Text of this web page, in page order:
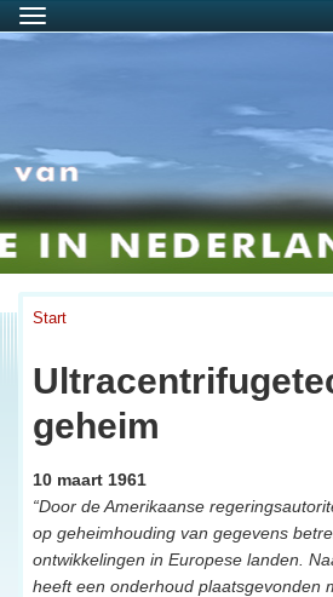
Menu
Start
geheim
10 maart 1961
“Door de Amerikaanse
op geheimhouding van gegevens
ontwikkelingen in Europese landen.
heeft een onderhoud plaatsgevonden